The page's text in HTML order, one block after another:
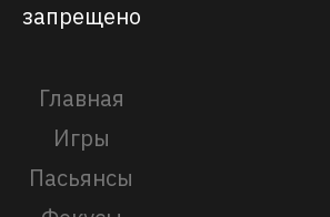
запрещено
Главная
Игры
Пасьянсы